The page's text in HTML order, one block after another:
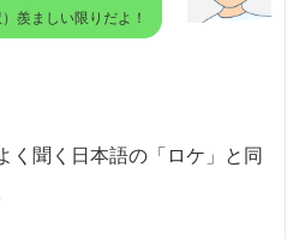
羨ましい限りだよ！
く聞く日本語の「ロケ」と同